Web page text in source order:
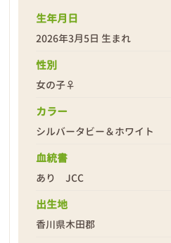
生年月日
2026年3月5日 生まれ
性別
女の子♀
カラー
シルバータビー＆ホワイト
血統書
あり JCC
出生地
香川県木田郡